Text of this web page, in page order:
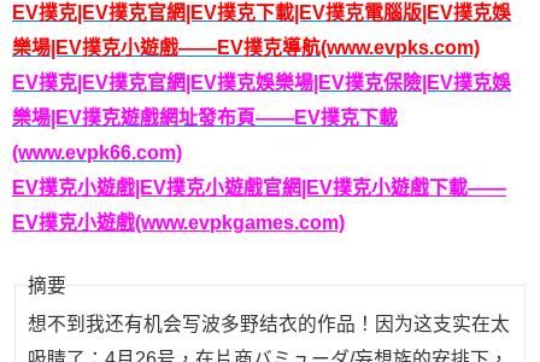
EV撲克|EV撲克官網|EV撲克下載|EV撲克電腦版|EV撲克娛
樂場|EV撲克小遊戲——EV撲克導航(www.evpks.com)
EV撲克|EV撲克官網|EV撲克娛樂場|EV撲克保險|EV撲克娛
樂場|EV撲克遊戲網址發布頁——EV撲克下載
(www.evpk66.com)
EV撲克小遊戲|EV撲克小遊戲官網|EV撲克小遊戲下載——
EV撲克小遊戲(www.evpkgames.com)
摘要
想不到我还有机会写波多野结衣的作品！因为这支实在太